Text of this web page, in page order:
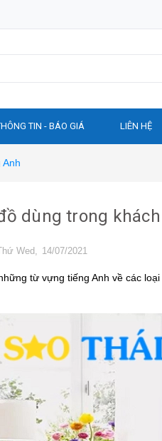
TIN - BÁO GIÁ LIÊN HỆ
dùng trong
Wed, 14/07/2021
từ vựng tiếng Anh về các loại